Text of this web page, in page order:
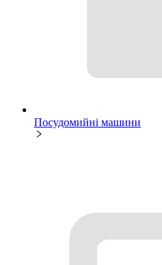
Посудомийні машини